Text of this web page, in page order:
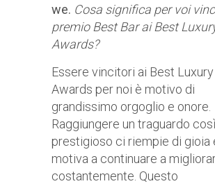
we. Cosa significa per voi
premio Best Bar ai Best
Awards?
Essere vincitori ai Best
Awards per noi è motivo di
grandissimo orgoglio e onore.
Raggiungere un traguardo così
prestigioso ci riempie di gioia
motiva a continuare a
costantemente. Questo